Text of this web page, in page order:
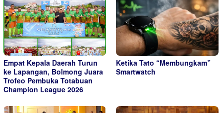
Empat Kepala Daerah Turun
ke Lapangan, Bolmong Juara
Trofeo Pembuka Totabuan
Champion League 2026
Ketika Tato “Membungkam”
Smartwatch